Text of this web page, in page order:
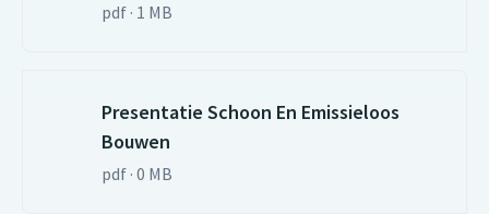
pdf · 1 MB
Presentatie Schoon En Emissieloos
Bouwen
pdf · 0 MB